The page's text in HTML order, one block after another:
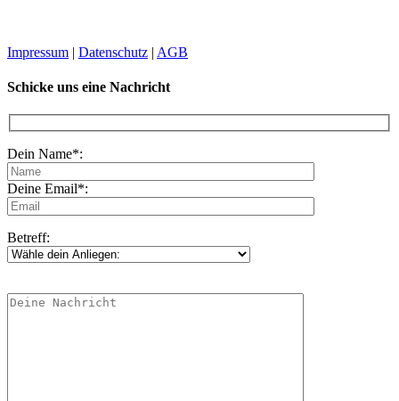
Impressum | Datenschutz | AGB
Schicke uns eine Nachricht
Dein Name*:
Deine Email*:
Betreff: